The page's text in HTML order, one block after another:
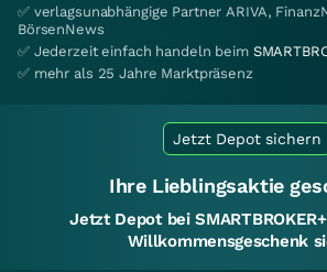
✅ verlagsunabhängige Partner ARIVA,
BörsenNews
✅ Jederzeit einfach handeln beim
✅ mehr als 25 Jahre Marktpräsenz
Jetzt Depot sichern
Ihre Lieblingsaktie
Jetzt Depot bei
Willkommensgeschenk